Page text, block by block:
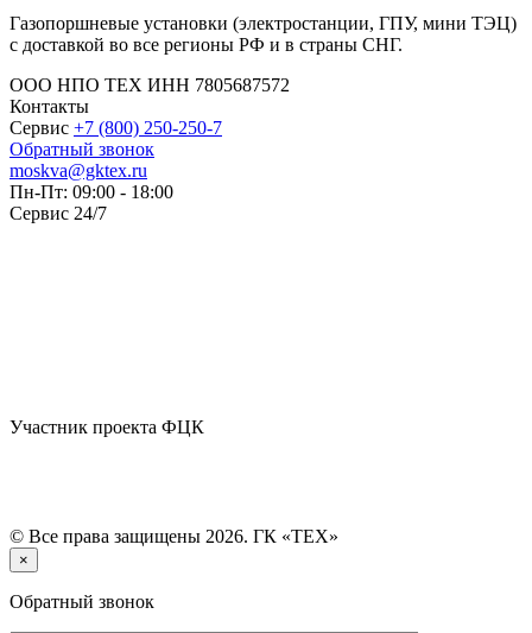
Газопоршневые установки (электростанции, ГПУ, мини ТЭЦ)
с доставкой во все регионы РФ и в страны СНГ.
ООО НПО ТЕХ ИНН 7805687572
Контакты
Сервис +7 (800) 250-250-7
Обратный звонок
moskva@gktex.ru
Пн-Пт: 09:00 - 18:00
Сервис 24/7
Участник проекта ФЦК
© Все права защищены 2026. ГК «ТЕХ»
×
Обратный звонок